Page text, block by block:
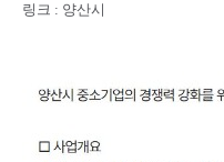
링크 : 양산시